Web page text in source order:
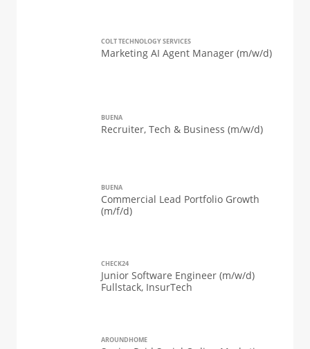
COLT TECHNOLOGY SERVICES
Marketing AI Agent Manager (m/w/d)
BUENA
Recruiter, Tech & Business (m/w/d)
BUENA
Commercial Lead Portfolio Growth
(m/f/d)
CHECK24
Junior Software Engineer (m/w/d)
Fullstack, InsurTech
AROUNDHOME